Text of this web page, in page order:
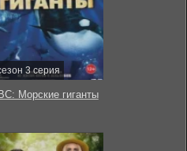
3 серия
Морские гиганты